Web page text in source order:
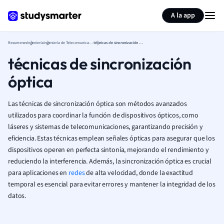
A la app
ResumenesIngeniería Ingeniería de Telecomunicaciones (Ingeniería) técnicas de sincronización óptica
técnicas de sincronización
óptica
Las técnicas de sincronización óptica son métodos avanzados
utilizados para coordinar la función de dispositivos ópticos, como
láseres y sistemas de telecomunicaciones, garantizando precisión y
eficiencia. Estas técnicas emplean señales ópticas para asegurar que los
dispositivos operen en perfecta sintonía, mejorando el rendimiento y
reduciendo la interferencia. Además, la sincronización óptica es crucial
para aplicaciones en redesde alta velocidad, donde la exactitud
temporal es esencial para evitar errores y mantener la integridad de los
datos.
Resumir página